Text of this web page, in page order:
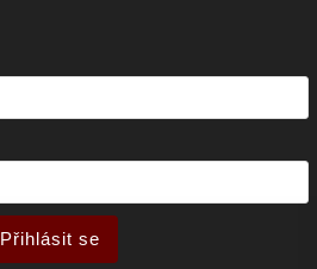
Přihlásit se